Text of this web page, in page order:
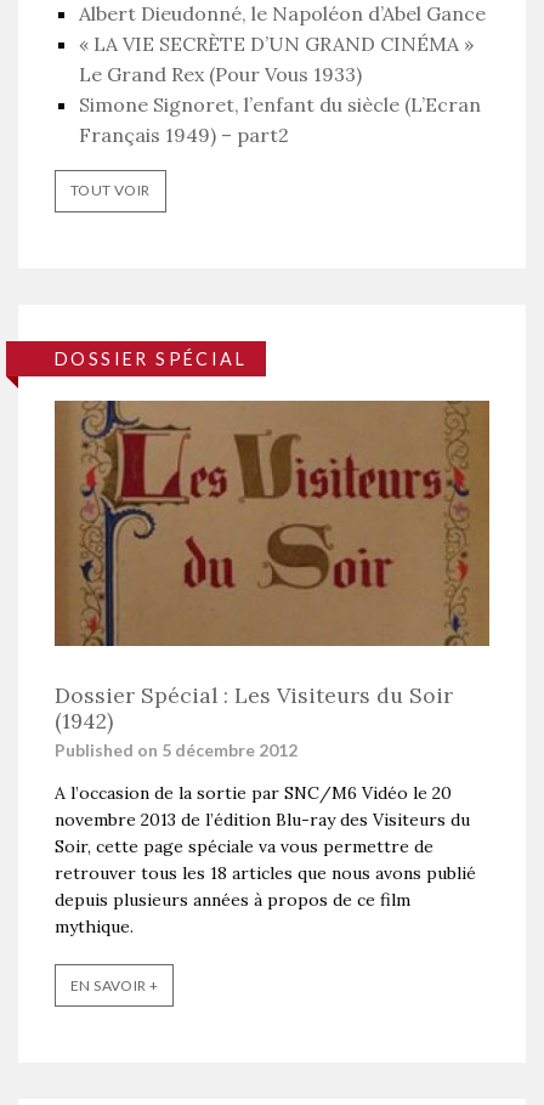
Albert Dieudonné, le Napoléon d’Abel Gance
« LA VIE SECRÈTE D’UN GRAND CINÉMA »
Le Grand Rex (Pour Vous 1933)
Simone Signoret, l’enfant du siècle (L’Ecran
Français 1949) – part2
TOUT VOIR
DOSSIER SPÉCIAL
Dossier Spécial : Les Visiteurs du Soir
(1942)
Published on 5 décembre 2012
A l’occasion de la sortie par SNC/M6 Vidéo le 20
novembre 2013 de l’édition Blu-ray des Visiteurs du
Soir, cette page spéciale va vous permettre de
retrouver tous les 18 articles que nous avons publié
depuis plusieurs années à propos de ce film
mythique.
EN SAVOIR +